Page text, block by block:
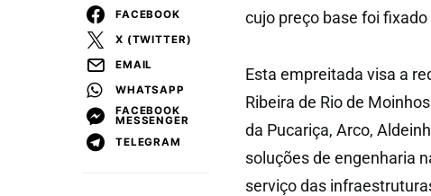
FACEBOOK
X (TWITTER)
EMAIL
WHATSAPP
FACEBOOK
MESSENGER
TELEGRAM
cujo preço base foi
Esta empreitada visa a
Ribeira de Rio de
da Pucariça, Arco,
soluções de engenharia
serviço das